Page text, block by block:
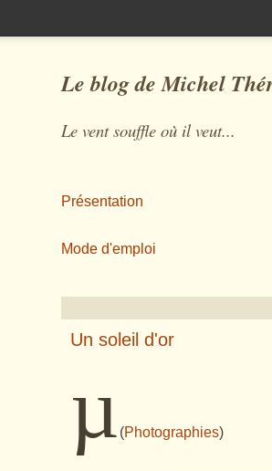
Le blog de Michel
Le vent souffle où il veut...
Présentation
Mode d'emploi
Un soleil d'or
µ (Photographies)